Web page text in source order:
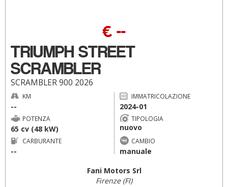
TRIUMPH STREET
SCRAMBLER
SCRAMBLER 900 2026
€ --
KM
--
IMMATRICOLAZIONE
2024-01
POTENZA
65 cv (48 kW)
TIPOLOGIA
nuovo
CARBURANTE
--
CAMBIO
manuale
Fani Motors Srl
Firenze (FI)